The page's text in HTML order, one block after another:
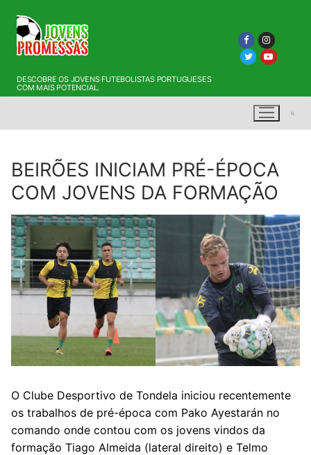
para
conteúdo
DESCOBRE OS JOVENS FUTEBOLISTAS PORTUGUESES
COM MAIS POTENCIAL.
Pesquisar por:
BEIRÕES INICIAM PRÉ-ÉPOCA
COM JOVENS DA FORMAÇÃO
O Clube Desportivo de Tondela iniciou recentemente
os trabalhos de pré-época com Pako Ayestarán no
comando onde contou com os jovens vindos da
formação Tiago Almeida (lateral direito) e Telmo